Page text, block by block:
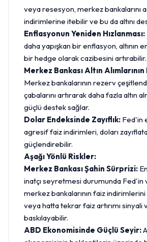
veya resesyon, merkez bankalarını
indirimlerine itebilir ve bu da altını
Enflasyonun Yeniden Hızlanması:
daha yapışkan bir enflasyon, altının
bir hedge olarak cazibesini artırabilir.
Merkez Bankası Altın Alımlarının
Merkez bankalarının rezerv
çabalarını artırarak daha fazla altın
güçlü destek sağlar.
Dolar Endeksinde Zayıflık: Fed'in
agresif faiz indirimleri, doları
güçlendirebilir.
Aşağı Yönlü Riskler:
Merkez Bankası Şahin Sürprizi:
inatçı seyretmesi durumunda Fed'in
merkez bankalarının faiz
veya hatta tekrar faiz artırımı sinyali
baskılayabilir.
ABD Ekonomisinde Güçlü Seyir: